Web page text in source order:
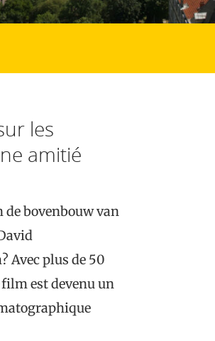
les
amitié
bovenbouw van
Avec plus de 50
est devenu un